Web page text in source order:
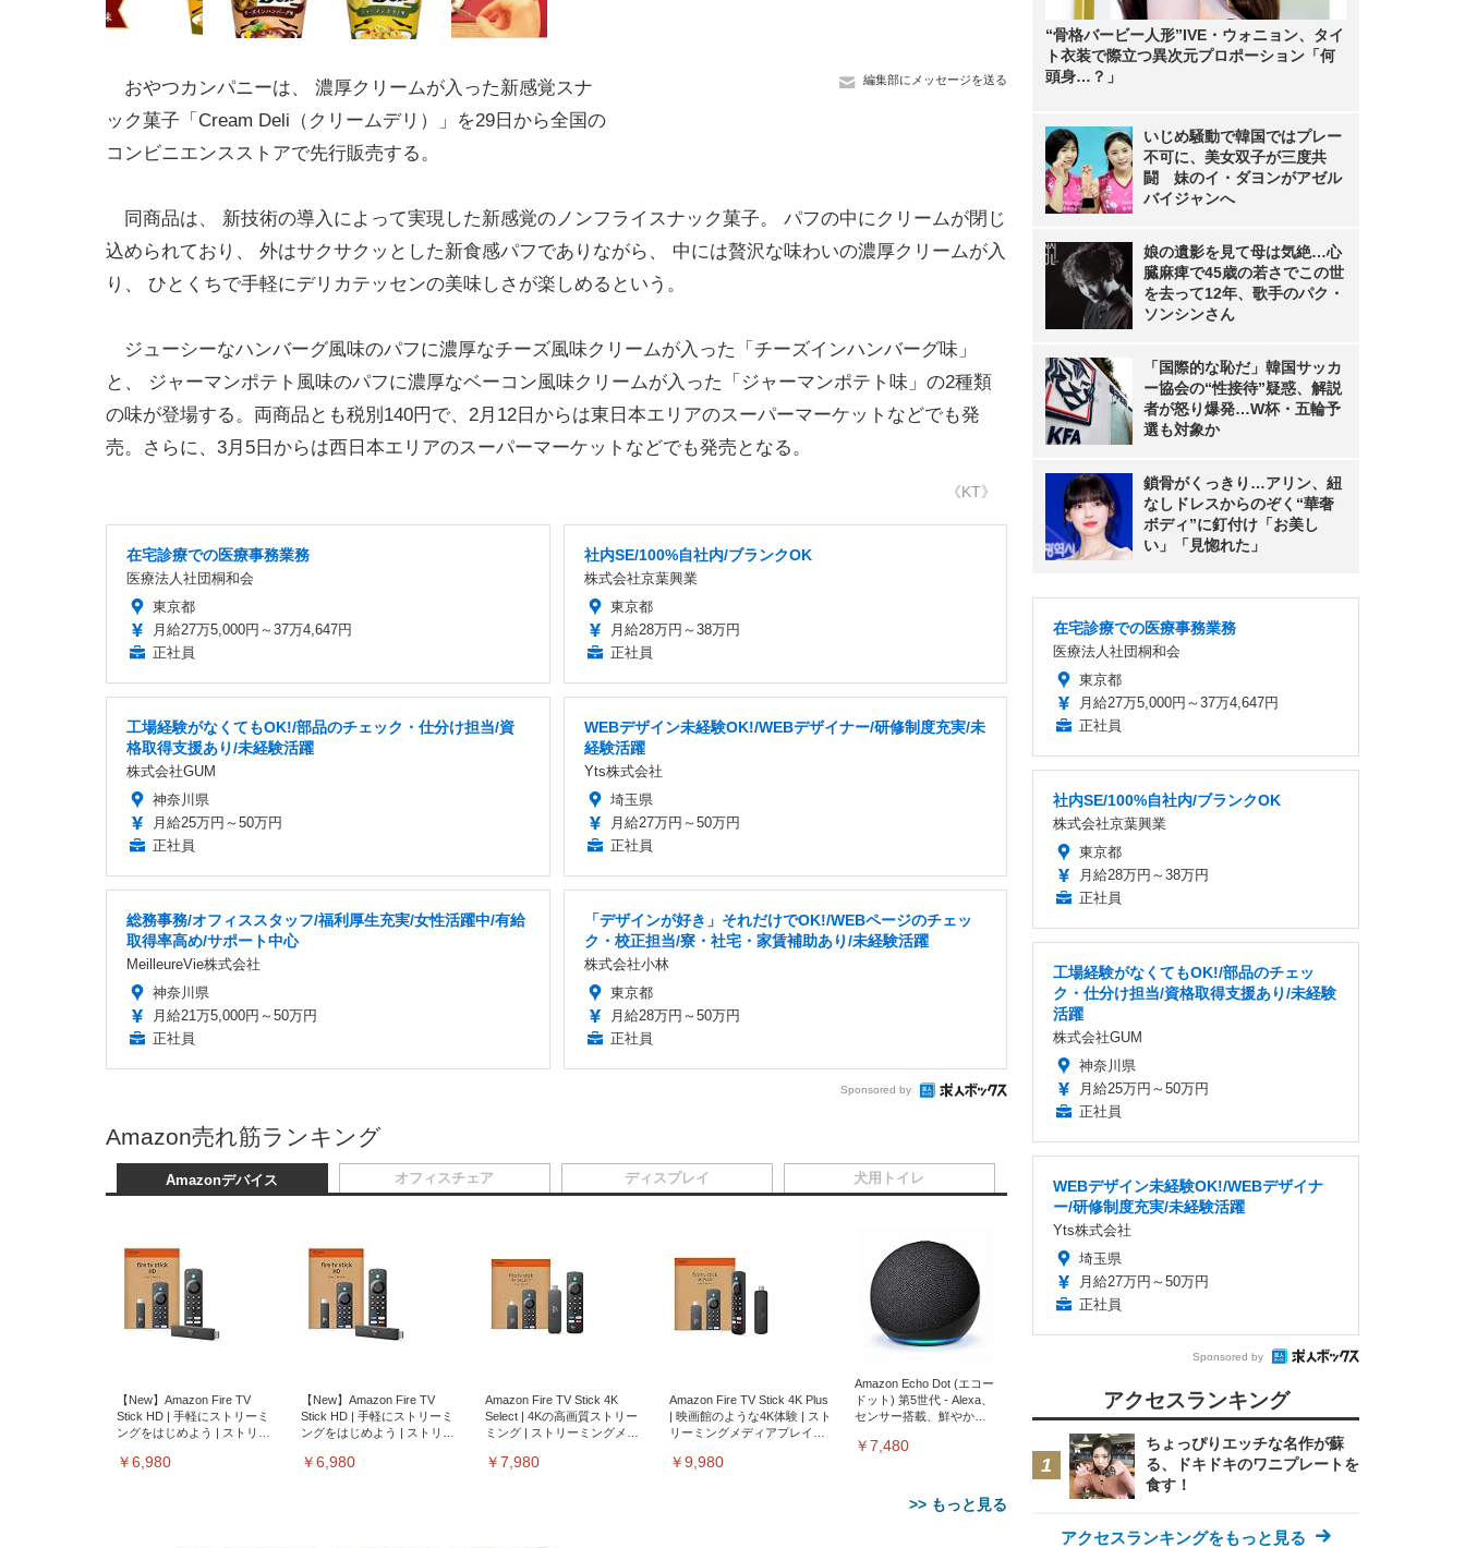
編集部にメッセージを送る
おやつカンパニーは、 濃厚クリームが入った新感覚スナ
ック菓子「Cream Deli（クリームデリ）」を29日から全国の
コンビニエンスストアで先行販売する。
同商品は、 新技術の導入によって実現した新感覚のノンフライスナック菓子。 パフの中にクリームが閉じ
込められており、 外はサクサクッとした新食感パフでありながら、 中には贅沢な味わいの濃厚クリームが入
り、 ひとくちで手軽にデリカテッセンの美味しさが楽しめるという。
ジューシーなハンバーグ風味のパフに濃厚なチーズ風味クリームが入った「チーズインハンバーグ味」
と、 ジャーマンポテト風味のパフに濃厚なベーコン風味クリームが入った「ジャーマンポテト味」の2種類
の味が登場する。両商品とも税別140円で、2月12日からは東日本エリアのスーパーマーケットなどでも発
売。さらに、3月5日からは西日本エリアのスーパーマーケットなどでも発売となる。
《KT》
在宅診療での医療事務業務
医療法人社団桐和会
東京都
月給27万5,000円～37万4,647円
正社員
社内SE/100%自社内/ブランクOK
株式会社京葉興業
東京都
月給28万円～38万円
正社員
工場経験がなくてもOK!/部品のチェック・仕分け担当/資
格取得支援あり/未経験活躍
株式会社GUM
神奈川県
月給25万円～50万円
正社員
WEBデザイン未経験OK!/WEBデザイナー/研修制度充実/未
経験活躍
Yts株式会社
埼玉県
月給27万円～50万円
正社員
総務事務/オフィススタッフ/福利厚生充実/女性活躍中/有給
取得率高め/サポート中心
MeilleureVie株式会社
神奈川県
月給21万5,000円～50万円
正社員
「デザインが好き」それだけでOK!/WEBページのチェッ
ク・校正担当/寮・社宅・家賃補助あり/未経験活躍
株式会社小林
東京都
月給28万円～50万円
正社員
Sponsored by
Amazon売れ筋ランキング
Amazonデバイス
【New】Amazon Fire TV
Stick HD | 手軽にストリーミ
ングをはじめよう | ストリー
￥6,980
【New】Amazon Fire TV
Stick HD | 手軽にストリーミ
ングをはじめよう | ストリー
￥6,980
Amazon Fire TV Stick 4K
Select | 4Kの高画質ストリー
ミング | ストリーミングメデ
￥7,980
Amazon Fire TV Stick 4K Plus
| 映画館のような4K体験 | スト
リーミングメディアプレイヤ
￥9,980
Amazon Echo Dot (エコー
ドット) 第5世代 - Alexa、
センサー搭載、鮮やかな
￥7,480
>> もっと見る
オフィスチェア ディスプレイ 犬用トイレ
“骨格バービー人形”IVE・ウォニョン、タイ
ト衣装で際立つ異次元プロポーション「何
頭身…？」
いじめ騒動で韓国ではプレー
不可に、美女双子が三度共
闘 妹のイ・ダヨンがアゼル
バイジャンへ
娘の遺影を見て母は気絶…心
臓麻痺で45歳の若さでこの世
を去って12年、歌手のパク・
ソンシンさん
「国際的な恥だ」韓国サッカ
ー協会の“性接待”疑惑、解説
者が怒り爆発…W杯・五輪予
選も対象か
鎖骨がくっきり…アリン、紐
なしドレスからのぞく“華奢
ボディ”に釘付け「お美し
い」「見惚れた」
在宅診療での医療事務業務
医療法人社団桐和会
東京都
月給27万5,000円～37万4,647円
正社員
社内SE/100%自社内/ブランクOK
株式会社京葉興業
東京都
月給28万円～38万円
正社員
工場経験がなくてもOK!/部品のチェッ
ク・仕分け担当/資格取得支援あり/未経験
活躍
株式会社GUM
神奈川県
月給25万円～50万円
正社員
WEBデザイン未経験OK!/WEBデザイナ
ー/研修制度充実/未経験活躍
Yts株式会社
埼玉県
月給27万円～50万円
正社員
Sponsored by
アクセスランキング
ちょっぴりエッチな名作が蘇
る、ドキドキのワニプレートを
食す！
アクセスランキングをもっと見る